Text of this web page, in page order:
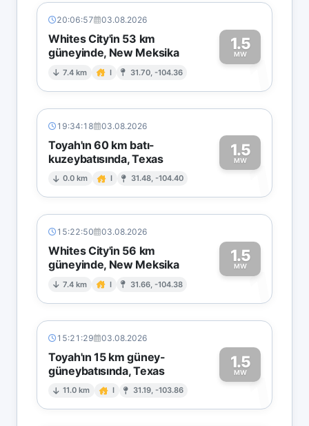
20:06:57 03.08.2026
Whites City'in 53 km
güneyinde, New Meksika
7.4 km I 31.70, -104.36
1.5
MW1
19:34:18 03.08.2026
Toyah'ın 60 km batı-
kuzeybatısında, Texas
0.0 km I 31.48, -104.40
1.5
MW1
15:22:50 03.08.2026
Whites City'in 56 km
güneyinde, New Meksika
7.4 km I 31.66, -104.38
1.5
MW1
15:21:29 03.08.2026
Toyah'ın 15 km güney-
güneybatısında, Texas
11.0 km I 31.19, -103.86
1.5
MW1